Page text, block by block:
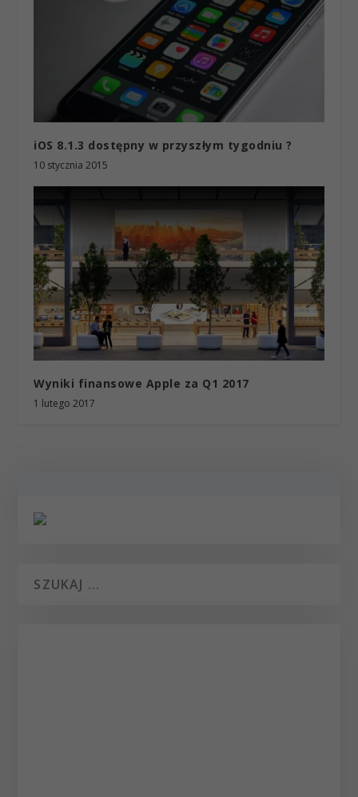
iOS 8.1.3 dostępny w przyszłym tygodniu ?
10 stycznia 2015
Wyniki finansowe Apple za Q1 2017
1 lutego 2017